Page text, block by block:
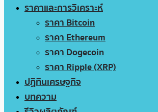
ราคาและการวิเคราะห์
ราคา Bitcoin
ราคา Ethereum
ราคา Dogecoin
ราคา Ripple (XRP)
ปฏิทินเศรษฐกิจ
บทความ